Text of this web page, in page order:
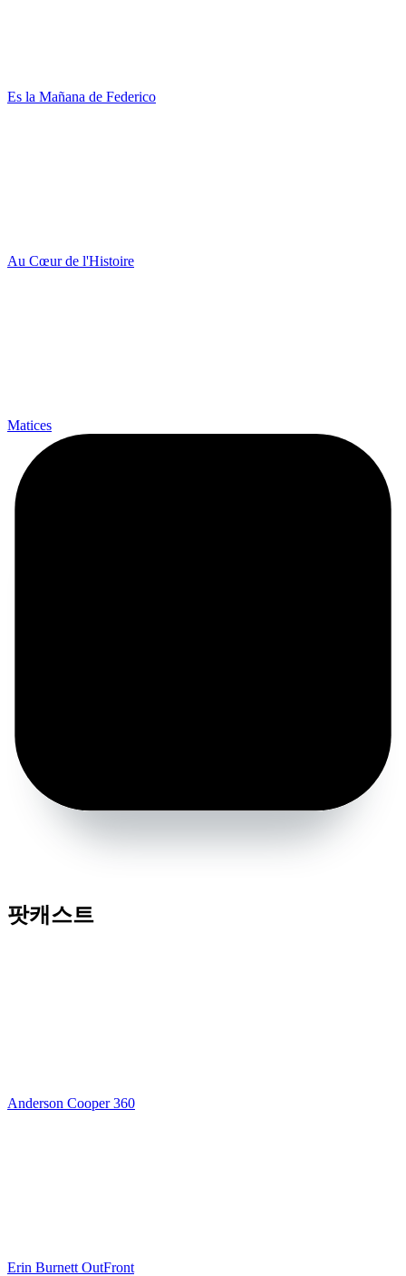
Es la Mañana de Federico
Au Cœur de l'Histoire
Matices
팟캐스트
Anderson Cooper 360
Erin Burnett OutFront